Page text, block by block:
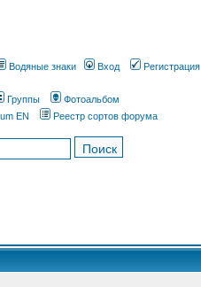
Водяные знаки Вход Регистрация
Группы
Фотоальбом
EN Реестр сортов форума